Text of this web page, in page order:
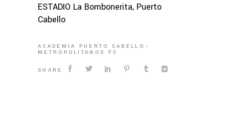
ESTADIO La Bombonerita, Puerto
Cabello
ACADEMIA PUERTO CABELLO
METROPOLITANOS FC
SHARE